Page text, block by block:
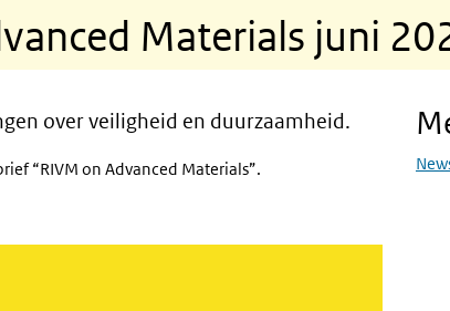
Materials juni
over veiligheid en duurzaamheid.
“RIVM on Advanced Materials”.